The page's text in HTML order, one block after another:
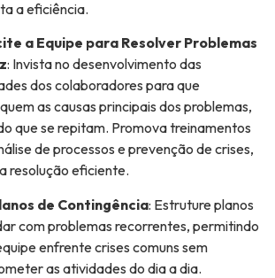
a eficiência.
a Equipe para Resolver Problemas
: Invista no desenvolvimento das
dos colaboradores para que
as causas principais dos problemas,
que se repitam. Promova treinamentos
de processos e prevenção de crises,
resolução eficiente.
de Contingência: Estruture planos
com problemas recorrentes, permitindo
enfrente crises comuns sem
as atividades do dia a dia.